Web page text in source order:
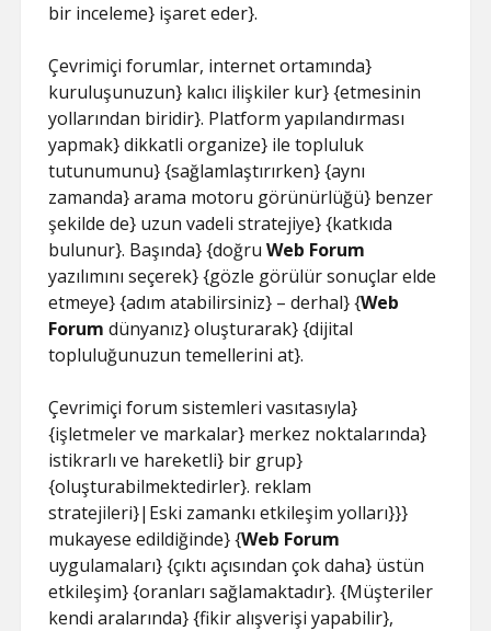
bir inceleme} işaret eder}.
Çevrimiçi forumlar, internet ortamında}
kuruluşunuzun} kalıcı ilişkiler kur} {etmesinin
yollarından biridir}. Platform yapılandırması
yapmak} dikkatli organize} ile topluluk
tutunumunu} {sağlamlaştırırken} {aynı
zamanda} arama motoru görünürlüğü} benzer
şekilde de} uzun vadeli stratejiye} {katkıda
bulunur}. Başında} {doğruWeb Forum
yazılımını seçerek} {gözle görülür sonuçlar elde
etmeye} {adım atabilirsiniz} – derhal} {Web
Forum dünyanız} oluşturarak} {dijital
topluluğunuzun temellerini at}.
Çevrimiçi forum sistemleri vasıtasıyla}
{işletmeler ve markalar} merkez noktalarında}
istikrarlı ve hareketli} bir grup}
{oluşturabilmektedirler}. reklam
stratejileri}|Eski zamankı etkileşim yolları}}}
mukayese edildiğinde} {Web Forum
uygulamaları} {çıktı açısından çok daha} üstün
etkileşim} {oranları sağlamaktadır}. {Müşteriler
kendi aralarında} {fikir alışverişi yapabilir},